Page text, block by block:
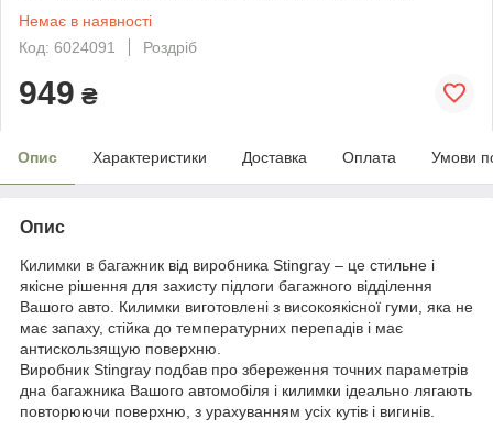
Немає в наявності
Код: 6024091
Роздріб
949 ₴
Опис Характеристики Доставка Оплата Умови
Опис
Килимки в багажник від виробника Stingray – це стильне і
якісне рішення для захисту підлоги багажного відділення
Вашого авто. Килимки виготовлені з високоякісної гуми, яка не
має запаху, стійка до температурних перепадів і має
антискользящую поверхню.
Виробник Stingray подбав про збереження точних параметрів
дна багажника Вашого автомобіля і килимки ідеально лягають
повторюючи поверхню, з урахуванням усіх кутів і вигинів.